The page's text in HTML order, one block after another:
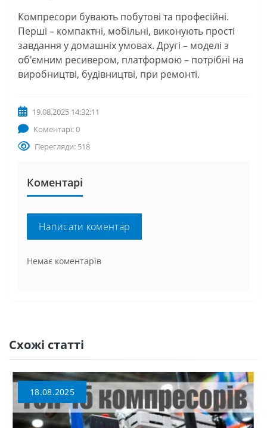
Компресори бувають побутові та професійні.
Перші – компактні, мобільні, виконують прості
завдання у домашніх умовах. Другі – моделі з
об'ємним ресивером, платформою – потрібні на
виробництві, будівництві, при ремонті.
19.08.2025 14:32:11
Коментарі: 0
Перегляди: 518
Коментарі
Написати коментар
Немає коментарів
Схожі статті
18.08.2025